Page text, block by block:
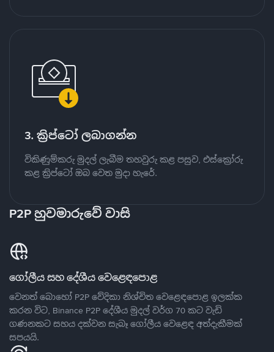
3. ක්‍රිප්ටෝ ලබාගන්න
විකිණුම්කරු මුදල් ලැබීම තහවුරු කළ පසුව, එස්ක්‍රෝරු
කළ ක්‍රිප්ටෝ ඔබ වෙත මුදා හැරේ.
P2P හුවමාරුවේ වාසි
ගෝලීය සහ දේශීය වෙළෙඳපොළ
වෙනත් බොහෝ P2P වේදිකා නිශ්චිත වෙළෙඳපොළ ඉලක්ක
කරන විට, Binance P2P දේශීය මුදල් වර්ග 70 කට වැඩි
ගණනකට සහය දක්වන සැබෑ ගෝලීය වෙළෙඳ අත්දැකීමක්
සපයයි.